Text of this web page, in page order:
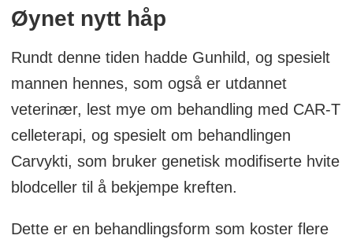
strukturer på deres overflate kalt
kimære antigenreseptorer (CAR).
Disse reseptorene er designet for å
gjenkjenne og feste seg til et spesifikt
protein som finnes på overflaten av
kreftcellene som heter BCMA-
proteinet.
Etter genmodifiseringen dyrkes T-
Øynet nytt håp
Rundt denne tiden hadde Gunhild, og spesielt
mannen hennes, som også er utdannet
veterinær, lest mye om behandling med CAR-T
celleterapi, og spesielt om behandlingen
Carvykti, som bruker genetisk modifiserte hvite
blodceller til å bekjempe kreften.
Dette er en behandlingsform som koster flere